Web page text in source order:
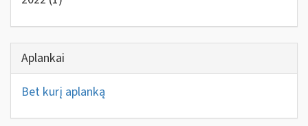
Aplankai
Bet kurį aplanką